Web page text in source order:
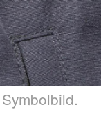
Symbolbild.